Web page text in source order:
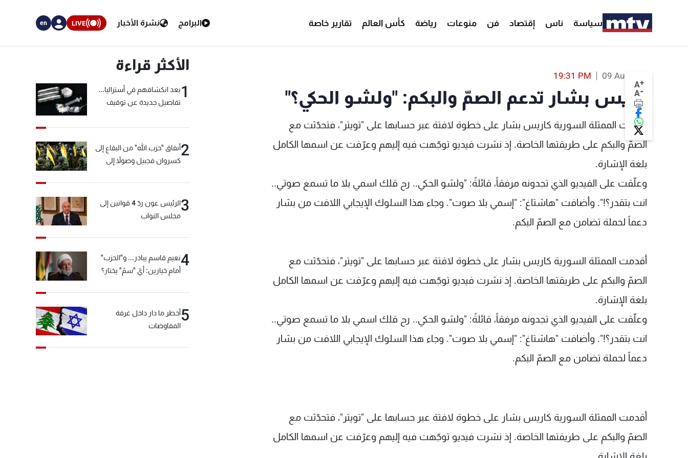
سياسة ناس إقتصاد فن منوعات رياضة كأس العالم تقارير خاصة البرامج نشرة الأخبار LIVE
en
A+
A-
09 Aug 2019
19:31 PM
كاريس بشار تدعم الصمّ والبكم: "ولشو الحكي؟"
أقدمت الممثلة السورية كاريس بشار على خطوة لافتة عبر حسابها على "تويتر"، فتحدّثت مع
الصمّ والبكم على طريقتها الخاصة. إذ نشرت فيديو توجّهت فيه إليهم وعرّفت عن اسمها الكامل
بلغة الإشارة.
وعلّقت على الفيديو الذي تجدونه مرفقاً، قائلةً: "ولشو الحكي.. رح قلك اسمي بلا ما تسمع صوتي..
انت بتقدر؟!". وأضافت "هاشتاغ": "إسمي بلا صوت". وجاء هذا السلوك الإيجابي اللافت من بشار
دعماً لحملة تضامن مع الصمّ البكم.
أقدمت الممثلة السورية كاريس بشار على خطوة لافتة عبر حسابها على "تويتر"، فتحدّثت مع
الصمّ والبكم على طريقتها الخاصة. إذ نشرت فيديو توجّهت فيه إليهم وعرّفت عن اسمها الكامل
بلغة الإشارة.
وعلّقت على الفيديو الذي تجدونه مرفقاً، قائلةً: "ولشو الحكي.. رح قلك اسمي بلا ما تسمع صوتي..
انت بتقدر؟!". وأضافت "هاشتاغ": "إسمي بلا صوت". وجاء هذا السلوك الإيجابي اللافت من بشار
دعماً لحملة تضامن مع الصمّ البكم.
أقدمت الممثلة السورية كاريس بشار على خطوة لافتة عبر حسابها على "تويتر"، فتحدّثت مع
الصمّ والبكم على طريقتها الخاصة. إذ نشرت فيديو توجّهت فيه إليهم وعرّفت عن اسمها الكامل
الأكثر قراءة
1بعد انكشافهم في أستراليا...
تفاصيل جديدة عن توقيف
2أنفاق "حزب الله" من البقاع إلى
كسروان فجبيل وصولاً إلى
3
الرئيس عون ردّ 4 قوانين إلى
مجلس النواب
4نعيم قاسم يبادر... و"الحزب"
أمام خيارين: أيّ "سمّ" يختار؟
5أخطر ما دار داخل غرفة
المفاوضات